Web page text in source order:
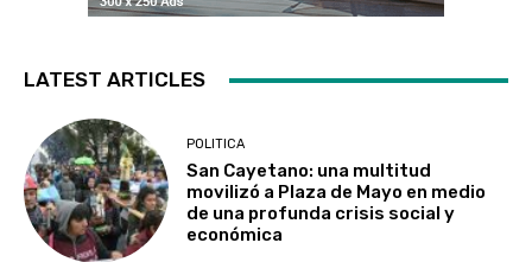
LATEST ARTICLES
POLITICA
San Cayetano: una multitud
movilizó a Plaza de Mayo en medio
de una profunda crisis social y
económica